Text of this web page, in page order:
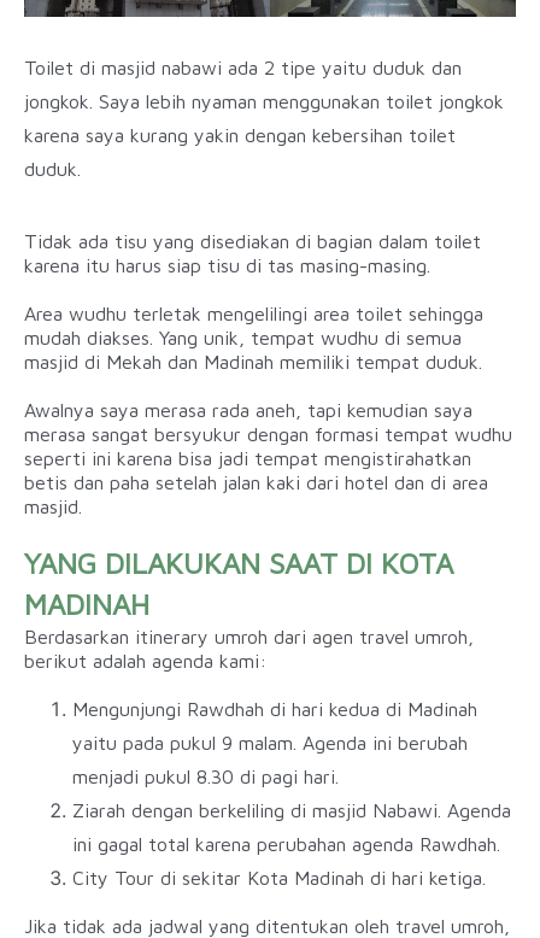
Toilet di masjid nabawi ada 2 tipe yaitu duduk dan
jongkok. Saya lebih nyaman menggunakan toilet jongkok
karena saya kurang yakin dengan kebersihan toilet
duduk.
Tidak ada tisu yang disediakan di bagian dalam toilet
karena itu harus siap tisu di tas masing-masing.
Area wudhu terletak mengelilingi area toilet sehingga
mudah diakses. Yang unik, tempat wudhu di semua
masjid di Mekah dan Madinah memiliki tempat duduk.
Awalnya saya merasa rada aneh, tapi kemudian saya
merasa sangat bersyukur dengan formasi tempat wudhu
seperti ini karena bisa jadi tempat mengistirahatkan
betis dan paha setelah jalan kaki dari hotel dan di area
masjid.
YANG DILAKUKAN SAAT DI KOTA
MADINAH
Berdasarkan itinerary umroh dari agen travel umroh,
berikut adalah agenda kami:
Mengunjungi Rawdhah di hari kedua di Madinah
yaitu pada pukul 9 malam. Agenda ini berubah
menjadi pukul 8.30 di pagi hari.
Ziarah dengan berkeliling di masjid Nabawi. Agenda
ini gagal total karena perubahan agenda Rawdhah.
City Tour di sekitar Kota Madinah di hari ketiga.
Jika tidak ada jadwal yang ditentukan oleh travel umroh,